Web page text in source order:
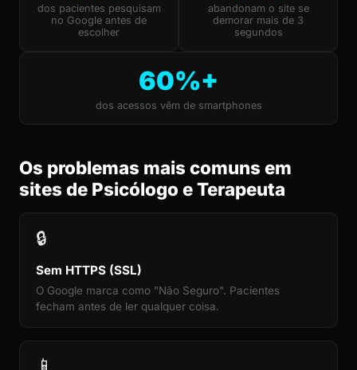
dos pacientes pesquisam
no Google antes de
escolher
abandonam o site se
demorar mais de 3
segundos
60%+
dos acessos vêm de smartphones
Os problemas mais comuns em
sites de Psicólogo e Terapeuta
🔒
Sem HTTPS (SSL)
O Google marca como "Não Seguro". Pacientes
fecham antes de ler qualquer coisa.
📱